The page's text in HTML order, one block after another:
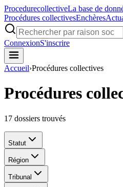
ProcedurecollectiveLa base de
Procédures collectivesEnchères
ConnexionS'inscrire
Accueil›Procédures collectives
Procédures
17 dossiers trouvés
Statut
Région
Tribunal